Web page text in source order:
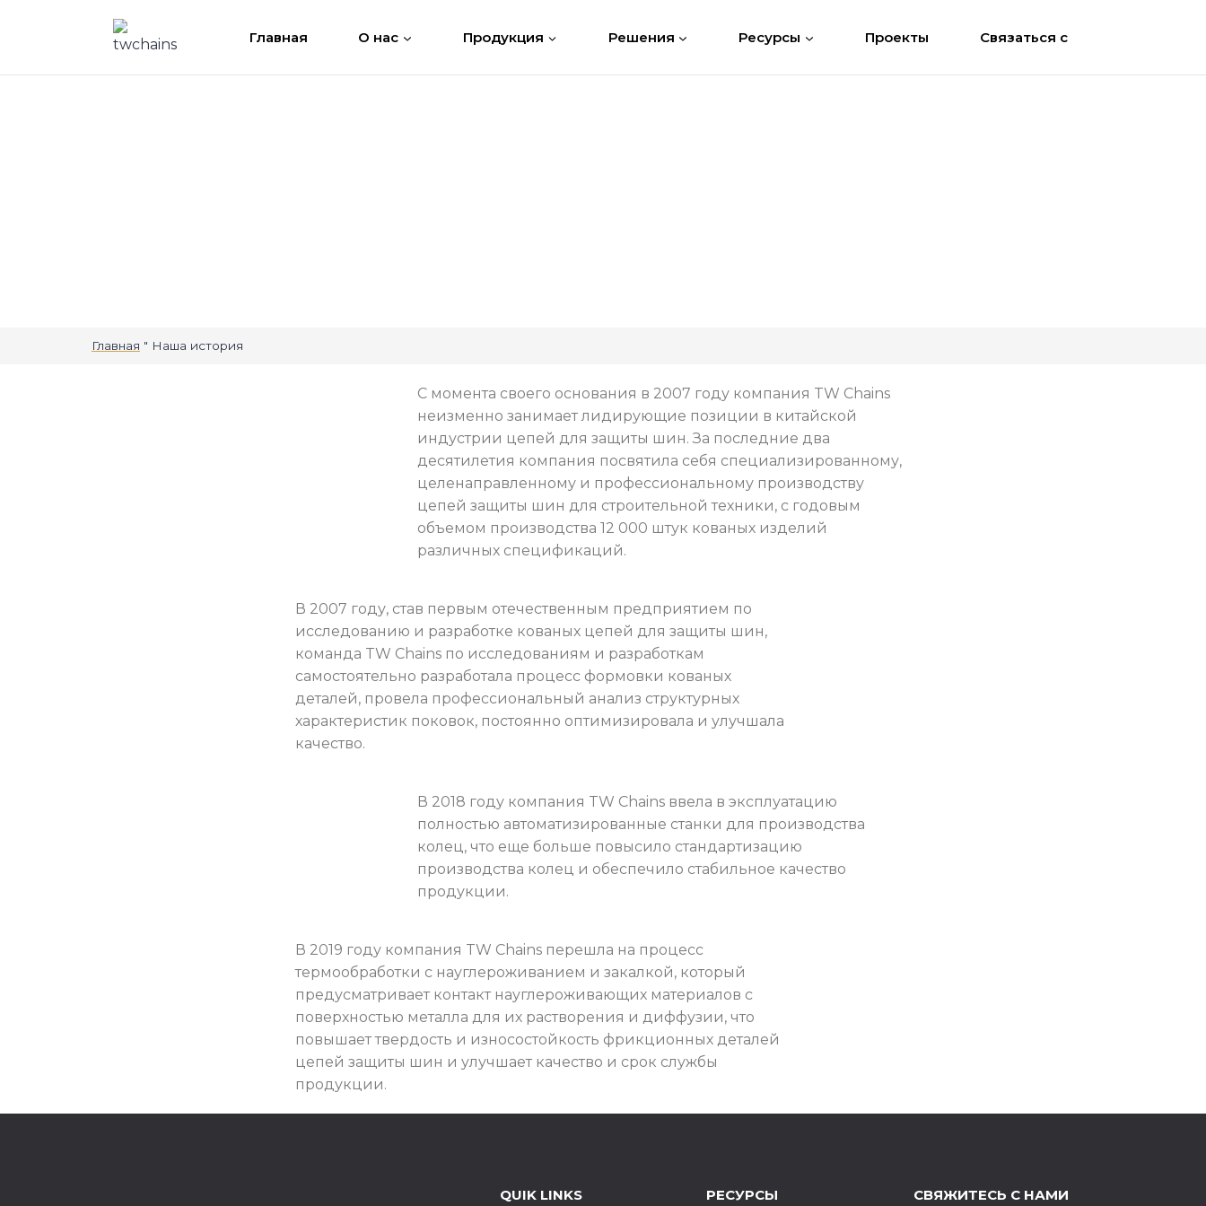
Главная О нас Продукция Решения Ресурсы Проекты Связаться с
Главная " Наша история
С момента своего основания в 2007 году компания TW Chains
неизменно занимает лидирующие позиции в китайской
индустрии цепей для защиты шин. За последние два
десятилетия компания посвятила себя специализированному,
целенаправленному и профессиональному производству
цепей защиты шин для строительной техники, с годовым
объемом производства 12 000 штук кованых изделий
различных спецификаций.
В 2007 году, став первым отечественным предприятием по
исследованию и разработке кованых цепей для защиты шин,
команда TW Chains по исследованиям и разработкам
самостоятельно разработала процесс формовки кованых
деталей, провела профессиональный анализ структурных
характеристик поковок, постоянно оптимизировала и улучшала
качество.
В 2018 году компания TW Chains ввела в эксплуатацию
полностью автоматизированные станки для производства
колец, что еще больше повысило стандартизацию
производства колец и обеспечило стабильное качество
продукции.
В 2019 году компания TW Chains перешла на процесс
термообработки с науглероживанием и закалкой, который
предусматривает контакт науглероживающих материалов с
поверхностью металла для их растворения и диффузии, что
повышает твердость и износостойкость фрикционных деталей
цепей защиты шин и улучшает качество и срок службы
продукции.
QUIK LINKS РЕСУРСЫ СВЯЖИТЕСЬ С НАМИ